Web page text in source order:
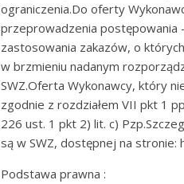
ograniczenia.Do oferty
przeprowadzenia postępowania
zastosowania zakazów, o
w brzmieniu nadanym
SWZ.Oferta Wykonawcy, który
zgodnie z rozdziałem VII pkt 1
226 ust. 1 pkt 2) lit. c)
są w SWZ, dostępnej na
Podstawa prawna :